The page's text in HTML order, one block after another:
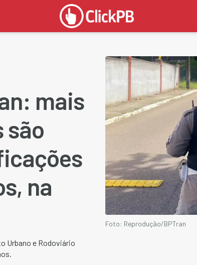
mais
são
na
Urbano e Rodoviário
Foto: Reprodução/BPTran